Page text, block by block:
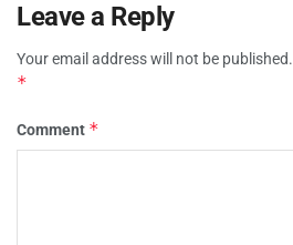
Leave a Reply
Your email address will not be published.
*
Comment *